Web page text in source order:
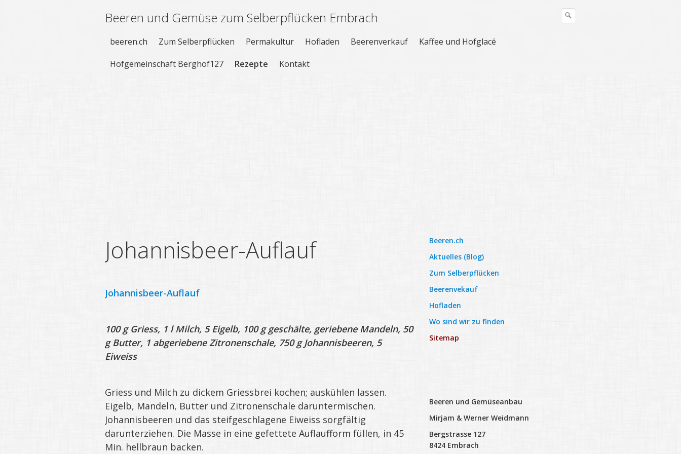
Beeren und Gemüse zum Selberpflücken Embrach
beeren.ch Zum Selberpflücken Permakultur Hofladen Beerenverkauf
Kaffee und Hofglacé
Hofgemeinschaft Berghof127
Rezepte Kontakt
Johannisbeer-Auflauf
Johannisbeer-Auflauf
100 g Griess, 1 l Milch, 5 Eigelb, 100 g geschälte, geriebene Mandeln, 50
g Butter, 1 abgeriebene Zitronenschale, 750 g Johannisbeeren, 5
Eiweiss
Griess und Milch zu dickem Griessbrei kochen; auskühlen lassen.
Eigelb, Man­deln, Butter und Zitronenschale darunter­mischen.
Johannisbeeren und das steifge­schlagene Eiweiss sorgfältig
darunterzie­hen. Die Masse in eine gefettete Auflauf­form füllen, in 45
Min. hellbraun backen.
Beeren.ch
Aktuelles (Blog)
Zum Selberpflücken
Beerenvekauf
Hofladen
Wo sind wir zu finden
Sitemap
Beeren und Gemüseanbau
Mirjam & Werner Weidmann
Bergstrasse 127
8424 Embrach